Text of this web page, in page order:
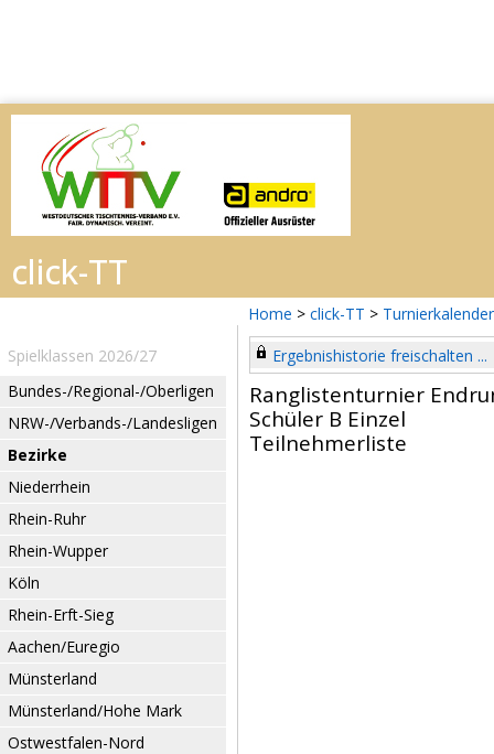
Home > click-TT > Turnierkalender
Spielklassen 2026/27
Bundes-/Regional-/Oberligen
NRW-/Verbands-/Landesligen
Bezirke
Niederrhein
Rhein-Ruhr
Rhein-Wupper
Köln
Rhein-Erft-Sieg
Aachen/Euregio
Münsterland
Münsterland/Hohe Mark
Ostwestfalen-Nord
Ergebnishistorie freischalten ...
Ranglistenturnier
Schüler B Einzel
Teilnehmerliste